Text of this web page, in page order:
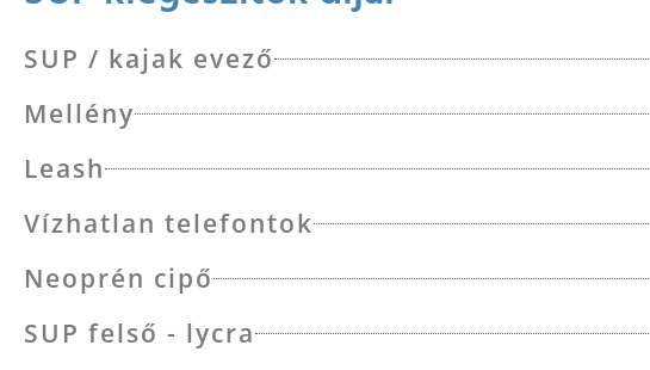
SUP / kajak evező
Mellény
Leash
Vízhatlan telefontok
Neoprén cipő
SUP felső - lycra